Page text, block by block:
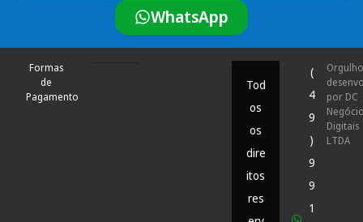
WhatsApp
Formas
de
Pagamento
Tod
os
os
dire
itos
res
(
4
9
)
9
9
1
por DC
Digitais
LTDA